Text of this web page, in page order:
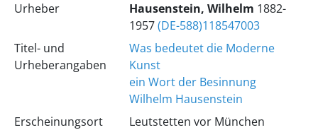
Urheber Hausenstein, Wilhelm 1882-
1957(DE-588)118547003
Titel- und
Urheberangaben
Was bedeutet die Moderne
Kunst
ein Wort der Besinnung
Wilhelm Hausenstein
Erscheinungsort
Leutstetten vor München